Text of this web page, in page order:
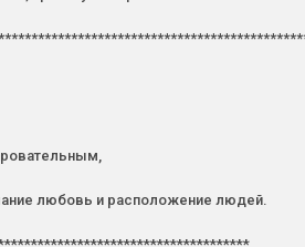
любовь и расположение людей.